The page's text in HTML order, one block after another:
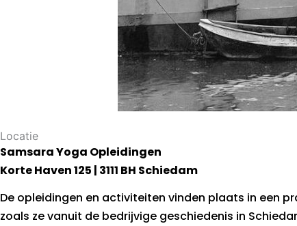
Locatie
Samsara Yoga Opleidingen
Korte Haven 125 | 3111 BH Schiedam
De opleidingen en activiteiten vinden plaats in een
zoals ze vanuit de bedrijvige geschiedenis in